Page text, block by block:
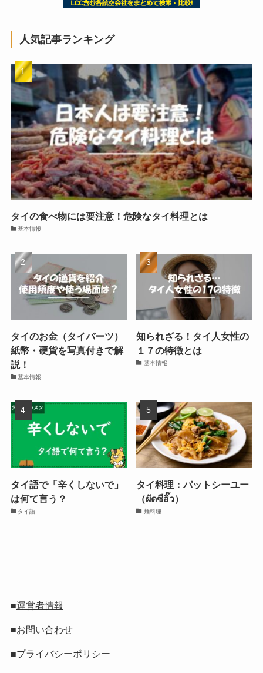
人気記事ランキング
タイの食べ物には要注意！危険なタイ料理とは
基本情報
タイのお金（タイバーツ）
紙幣・硬貨を写真付きで解
説！
基本情報
知られざる！タイ人女性の
１７の特徴とは
基本情報
タイ語で「辛くしないで」
は何て言う？
タイ語
タイ料理：パットシーユー
（ผัดซีอิ๊ว）
麺料理
■運営者情報
■お問い合わせ
■プライバシーポリシー